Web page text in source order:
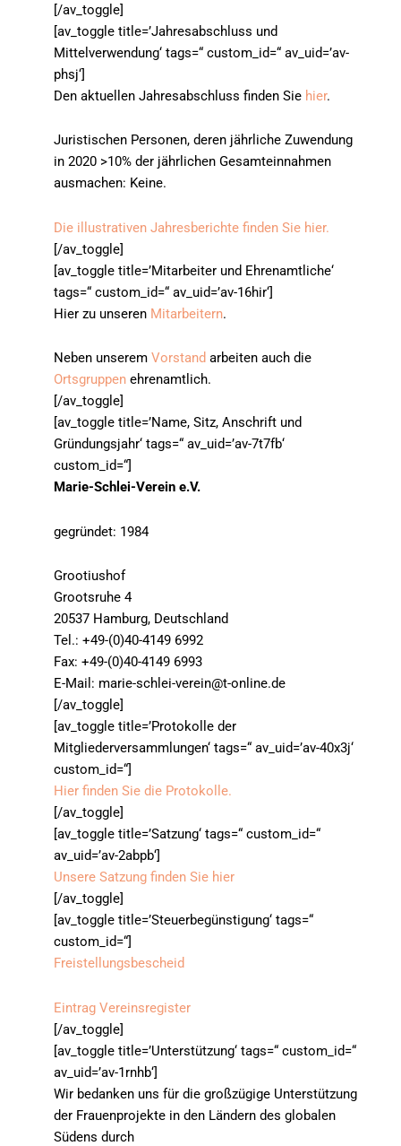
[/av_toggle]
[av_toggle title=’Jahresabschluss und
Mittelverwendung‘ tags=“ custom_id=“ av_uid=’av-
phsj‘]
Den aktuellen Jahresabschluss finden Sie hier.
Juristischen Personen, deren jährliche Zuwendung
in 2020 >10% der jährlichen Gesamteinnahmen
ausmachen: Keine.
Die illustrativen Jahresberichte finden Sie hier.
[/av_toggle]
[av_toggle title=’Mitarbeiter und Ehrenamtliche‘
tags=“ custom_id=“ av_uid=’av-16hir‘]
Hier zu unseren Mitarbeitern.
Neben unserem Vorstand arbeiten auch die
Ortsgruppenehrenamtlich.
[/av_toggle]
[av_toggle title=’Name, Sitz, Anschrift und
Gründungsjahr‘ tags=“ av_uid=’av-7t7fb‘
custom_id=“]
Marie-Schlei-Verein e.V.
gegründet: 1984
Grootiushof
Grootsruhe 4
20537 Hamburg, Deutschland
Tel.: +49-(0)40-4149 6992
Fax: +49-(0)40-4149 6993
E-Mail: marie-schlei-verein@t-online.de
[/av_toggle]
[av_toggle title=’Protokolle der
Mitgliederversammlungen‘ tags=“ av_uid=’av-40x3j‘
custom_id=“]
Hier finden Sie die Protokolle.
[/av_toggle]
[av_toggle title=’Satzung‘ tags=“ custom_id=“
av_uid=’av-2abpb‘]
Unsere Satzung finden Sie hier
[/av_toggle]
[av_toggle title=’Steuerbegünstigung‘ tags=“
custom_id=“]
Freistellungsbescheid
Eintrag Vereinsregister
[/av_toggle]
[av_toggle title=’Unterstützung‘ tags=“ custom_id=“
av_uid=’av-1rnhb‘]
Wir bedanken uns für die großzügige Unterstützung
der Frauenprojekte in den Ländern des globalen
Südens durch